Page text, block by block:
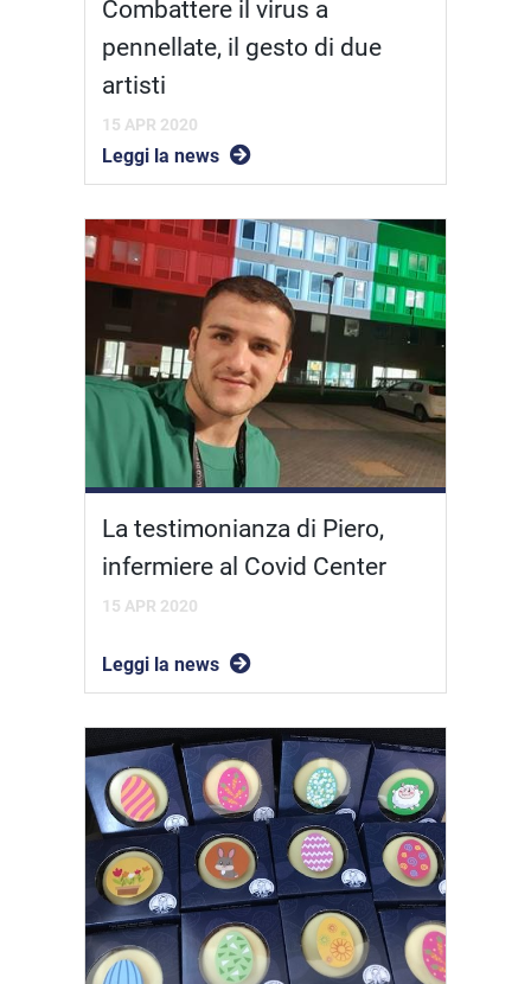
Combattere il virus a
pennellate, il gesto di due
artisti
15 APR 2020
Leggi la news
La testimonianza di Piero,
infermiere al Covid Center
15 APR 2020
Leggi la news